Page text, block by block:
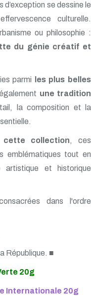
se dessine le
culturelle.
ou philosophie :
du génie créatif et
parmi
les plus belles
une tradition
la composition et la
cette collection, ces
emblématiques tout en
artistique et historique
dans l'ordre
République. ■
20g
Internationale 20g